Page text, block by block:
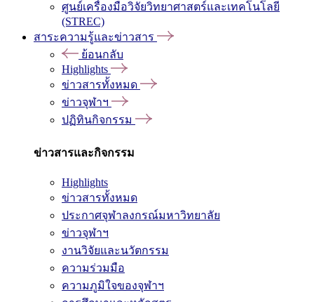
ศูนย์เครื่องมือวิจัยวิทยาศาสตร์และเทคโนโลยี
(STREC)
สาระความรู้และข่าวสาร
ย้อนกลับ
Highlights
ข่าวสารทั้งหมด
ข่าวจุฬาฯ
ปฏิทินกิจกรรม
ข่าวสารและกิจกรรม
Highlights
ข่าวสารทั้งหมด
ประกาศจุฬาลงกรณ์มหาวิทยาลัย
ข่าวจุฬาฯ
งานวิจัยและนวัตกรรม
ความร่วมมือ
ความภูมิใจของจุฬาฯ